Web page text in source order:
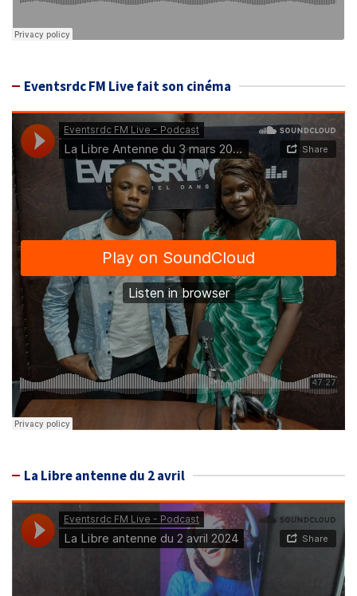
Eventsrdc FM Live fait son cinéma
La Libre antenne du 2 avril